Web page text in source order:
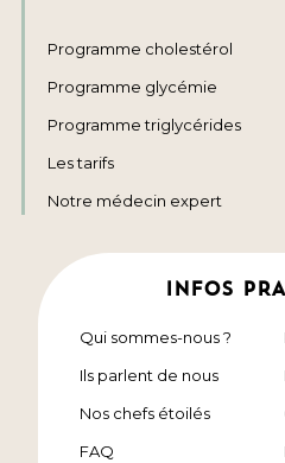
Programme cholestérol
Programme glycémie
Programme triglycérides
Les tarifs
Notre médecin expert
INFOS
Qui sommes-nous ?
Ils parlent de nous
Nos chefs étoilés
FAQ